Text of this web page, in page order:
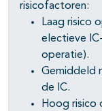
risicofactoren:
Laag risico
electieve
operatie).
Gemiddeld
de IC.
Hoog risico